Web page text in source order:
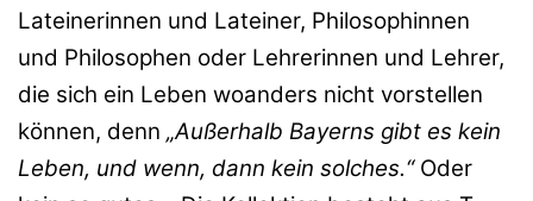
Lateinerinnen und Lateiner, Philosophinnen
und Philosophen oder Lehrerinnen und Lehrer,
die sich ein Leben woanders nicht vorstellen
können, denn „Außerhalb Bayerns gibt es kein
Leben, und wenn, dann kein solches.“Oder